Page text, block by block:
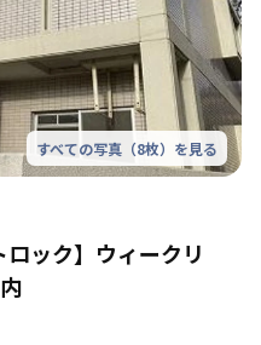
すべての写真（8枚）を見る
ロック】ウィークリ